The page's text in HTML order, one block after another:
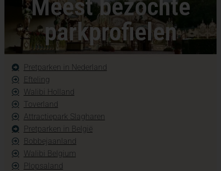
Meest bezochte
parkprofielen
Pretparken in Nederland
Efteling
Walibi Holland
Toverland
Attractiepark Slagharen
Pretparken in België
Bobbejaanland
Walibi Belgium
Plopsaland